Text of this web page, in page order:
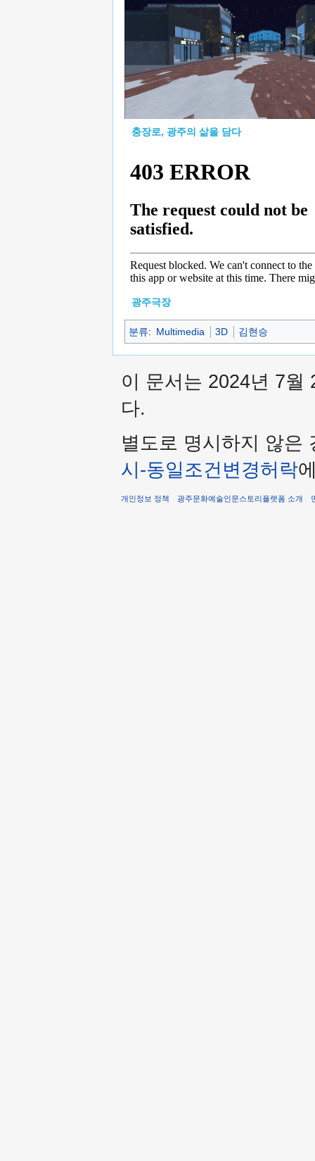
충장로, 광주의 삶을 담다
광주극장
분류: Multimedia 3D 김현승
이 문서는 2024년 7월
다.
별도로 명시하지 않은
시-동일조건변경허락
개인정보 정책 광주문화예술인문스토리플랫폼 소개